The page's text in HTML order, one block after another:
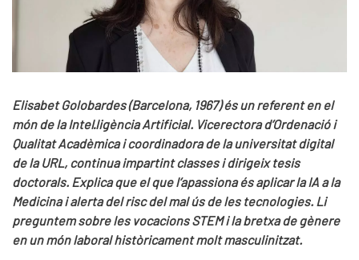
Elisabet Golobardes (Barcelona, 1967) és un referent en el
món de la Intel·ligència Artificial. Vicerectora d’Ordenació i
Qualitat Acadèmica i coordinadora de la universitat digital
de la URL, continua impartint classes i dirigeix tesis
doctorals. Explica que el que l’apassiona és aplicar la IA a la
Medicina i alerta del risc del mal ús de les tecnologies. Li
preguntem sobre les vocacions STEM i la bretxa de gènere
en un món laboral històricament molt masculinitzat.